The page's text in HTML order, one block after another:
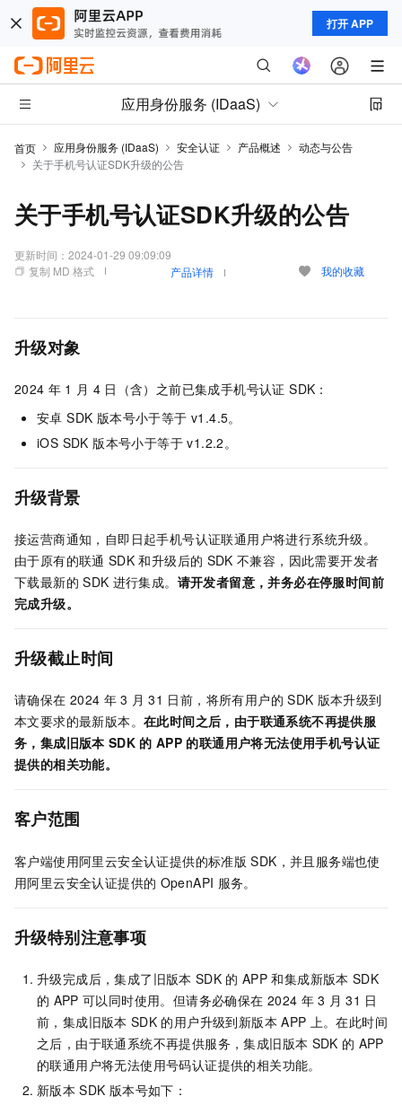
打开 APP
应用身份服务 (IDaaS)
首页 应用身份服务 (IDaaS) 安全认证 产品概述
动态与公告
关于手机号认证SDK升级的公告
关于手机号认证SDK升级的公告
更新时间： 2024-01-29 09:09:09
复制 MD 格式
产品详情 我的收藏
升级对象
2024 年 1 月 4 日（含）之前已集成手机号认证 SDK：
安卓 SDK 版本号小于等于 v1.4.5。
iOS SDK 版本号小于等于 v1.2.2。
升级背景
接运营商通知，自即日起手机号认证联通用户将进行系统升级。
由于原有的联通 SDK 和升级后的 SDK 不兼容，因此需要开发者
下载最新的 SDK 进行集成。 请开发者留意，并务必在停服时间前
完成升级。
升级截止时间
请确保在 2024 年 3 月 31 日前，将所有用户的 SDK 版本升级到
本文要求的最新版本。 在此时间之后，由于联通系统不再提供服
务，集成旧版本 SDK 的 APP 的联通用户将无法使用手机号认证
提供的相关功能。
客户范围
客户端使用阿里云安全认证提供的标准版 SDK，并且服务端也使
用阿里云安全认证提供的 OpenAPI 服务。
升级特别注意事项
升级完成后，集成了旧版本 SDK 的 APP 和集成新版本 SDK
的 APP 可以同时使用。但请务必确保在 2024 年 3 月 31 日
前，集成旧版本 SDK 的用户升级到新版本 APP 上。在此时间
之后，由于联通系统不再提供服务，集成旧版本 SDK 的 APP
的联通用户将无法使用号码认证提供的相关功能。
新版本 SDK 版本号如下：